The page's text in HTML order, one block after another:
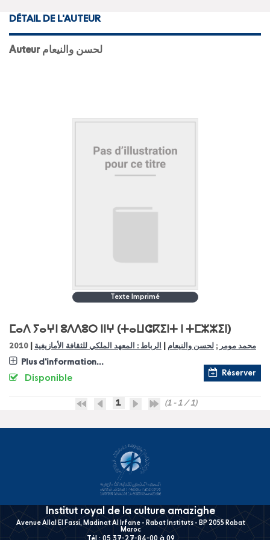
DÉTAIL DE L'AUTEUR
Auteur لحسن والنيعام
Texte Imprimé
ⵎⴰⴷ ⵢⴰⵖⵏ ⵓⴷⴷⵓⵔ ⵏⵏⵖ (ⵜⴰⵡⵛⴽⵉⵏⵜ ⵏ ⵜⵎⵣⵣⵉⵏ)
محمد مومر ; لحسن والنيعام الرباط : المعهد الملكي للثقافة الأمازيغية 2010
Plus d'information...
Réserver
Disponible
1 (1 - 1 / 1)
Institut royal de la culture amazighe
Avenue Allal El Fassi, Madinat Al Irfane - Rabat Instituts - BP 2055 Rabat
Maroc
Tél : 05 37-27-84-00 à 09